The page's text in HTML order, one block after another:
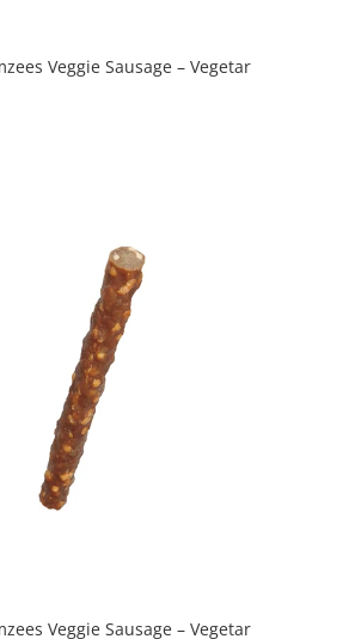
Veggie Sausage – Vegetar
Veggie Sausage – Vegetar